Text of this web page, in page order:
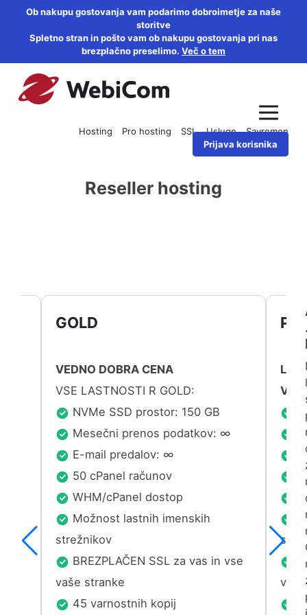
Ob nakupu gostovanja vam podarimo dobroimetje za naše
storitve
Spletno stran in pošto vam ob nakupu gostovanja pri nas
brezplačno preselimo. Več o tem
Hosting Pro hosting SSL Usluge
Savremen
Prijava korisnika
Reseller hosting
GOLD
VEDNO DOBRA CENA
VSE LASTNOSTI R GOLD:
NVMe SSD prostor: 150 GB
Mesečni prenos podatkov: ∞
E-mail predalov: ∞
50 cPanel računov
WHM/cPanel dostop
Možnost lastnih imenskih
strežnikov
BREZPLAČEN SSL za vas in vse
vaše stranke
45 varnostnih kopij
Vse